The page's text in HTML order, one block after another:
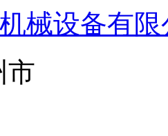
械设备有限
市